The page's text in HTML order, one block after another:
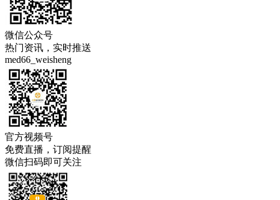
微信公众号
热门资讯，实时推送
med66_weisheng
官方视频号
免费直播，订阅提醒
微信扫码即可关注